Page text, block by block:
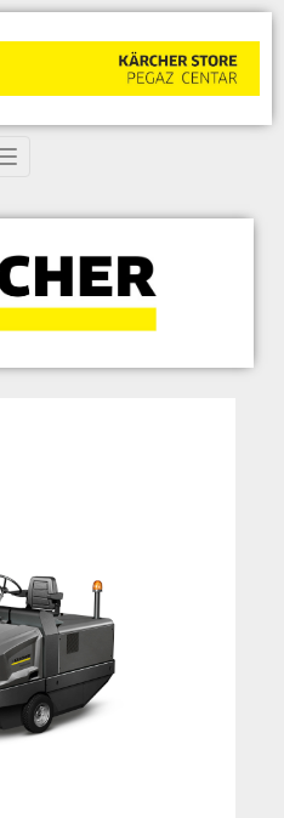
Toggle navigation